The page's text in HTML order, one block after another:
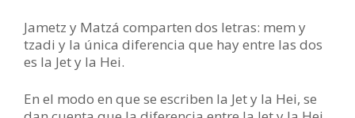
Jametz y Matzá comparten dos letras: mem y
tzadi y la única diferencia que hay entre las dos
es la Jet y la Hei.
En el modo en que se escriben la Jet y la Hei, se